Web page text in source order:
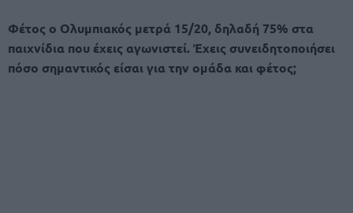
Φέτος ο Ολυμπιακός μετρά 15/20, δηλαδή 75% στα
παιχνίδια που έχεις αγωνιστεί. Έχεις συνειδητοποιήσει
πόσο σημαντικός είσαι για την ομάδα και φέτος;